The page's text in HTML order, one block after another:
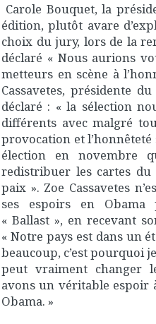
Carole Bouquet, la
édition, plutôt avare
choix du jury, lors de la
déclaré « Nous aurions
metteurs en scène à
Cassavetes, présidente
déclaré : « la sélection
différents avec malgré
provocation et
élection en novembre
redistribuer les cartes
paix ». Zoe Cassavetes
ses espoirs en Obama
« Ballast », en recevant
« Notre pays est dans un
beaucoup, c’est pourquoi
peut vraiment changer
avons un véritable espoir
Obama. »